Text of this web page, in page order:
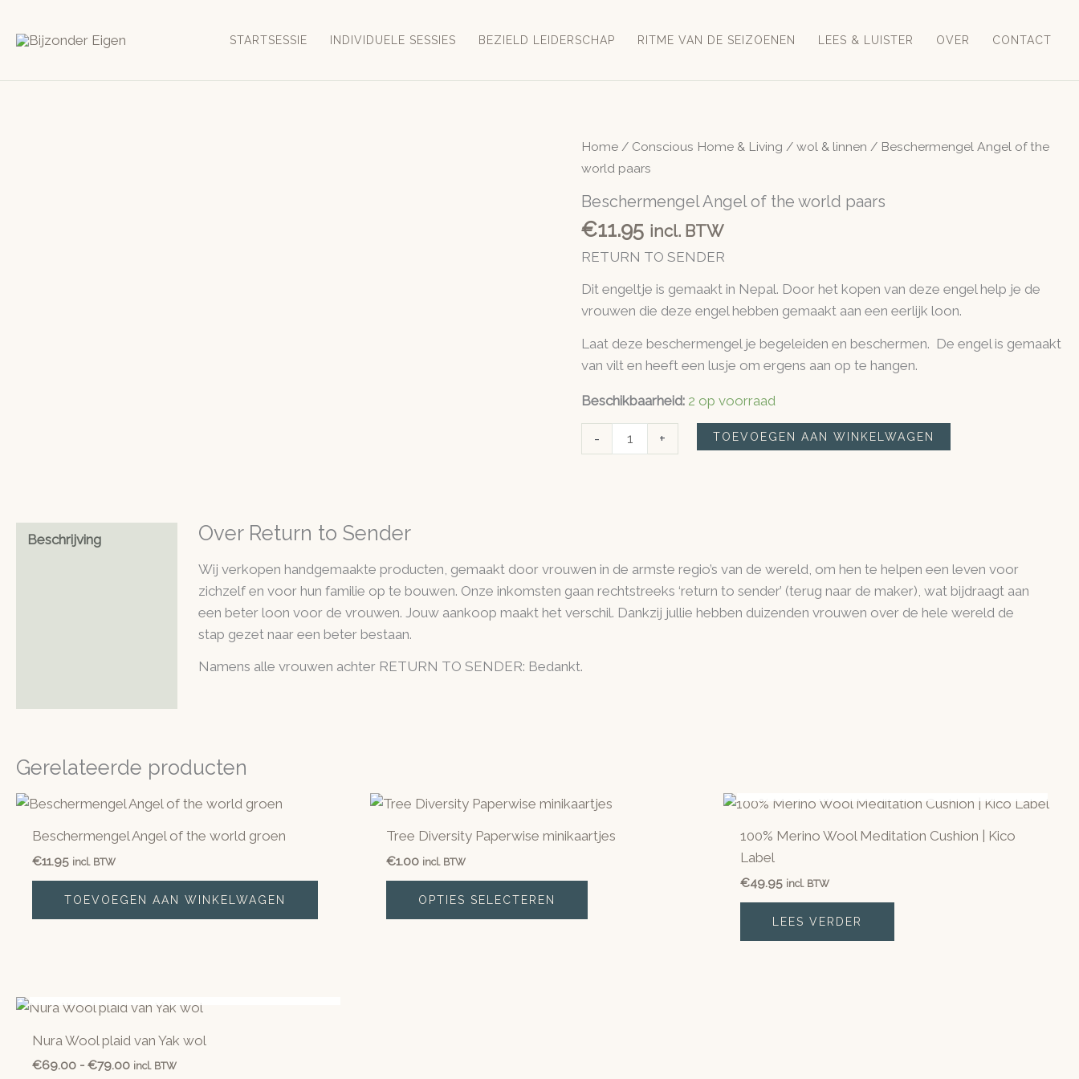
naar
STARTSESSIE INDIVIDUELE SESSIES BEZIELD LEIDERSCHAP RITME VAN DE SEIZOENEN LEES & LUISTER OVER CONTACT
Home / Conscious Home & Living /wol & linnen / Beschermengel Angel of the
world paars
Beschermengel Angel of the world paars
€11.95 incl. BTW
RETURN TO SENDER
Dit engeltje is gemaakt in Nepal. Door het kopen van deze engel help je de
vrouwen die deze engel hebben gemaakt aan een eerlijk loon.
Laat deze beschermengel je begeleiden en beschermen. De engel is gemaakt
van vilt en heeft een lusje om ergens aan op te hangen.
Beschikbaarheid: 2 op voorraad
-
Beschermengel
Angel
aantal
+ TOEVOEGEN AAN WINKELWAGEN
Beschrijving Over Return to Sender
Wij verkopen handgemaakte producten, gemaakt door vrouwen in de armste regio’s van de wereld, om hen te helpen een leven voor
zichzelf en voor hun familie op te bouwen. Onze inkomsten gaan rechtstreeks ‘return to sender’ (terug naar de maker), wat bijdraagt aan
een beter loon voor de vrouwen. Jouw aankoop maakt het verschil. Dankzij jullie hebben duizenden vrouwen over de hele wereld de
stap gezet naar een beter bestaan.
Namens alle vrouwen achter RETURN TO SENDER: Bedankt.
Gerelateerde producten
Beschermengel Angel of the world groen
€11.95 incl. BTW
TOEVOEGEN AAN WINKELWAGEN
Tree Diversity Paperwise minikaartjes
€1.00 incl. BTW
OPTIES SELECTEREN
Dit
100% Merino Wool Meditation Cushion | Kico
Label
€49.95 incl. BTW
LEES VERDER
Nura Wool plaid van Yak wol
€69.00 - €79.00Prijsklasse:
incl. BTW